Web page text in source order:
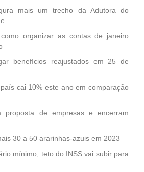
mais um trecho da Adutora do
organizar as contas de janeiro
benefícios reajustados em 25 de
cai 10% este ano em comparação
proposta de empresas e encerram
30 a 50 ararinhas-azuis em 2023
mínimo, teto do INSS vai subir para